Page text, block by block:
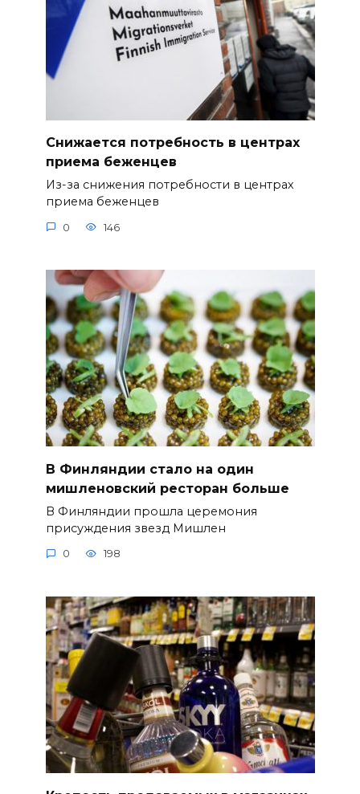
Снижается потребность в центрах
приема беженцев
Из-за снижения потребности в центрах
приема беженцев
0 146
В Финляндии стало на один
мишленовский ресторан больше
В Финляндии прошла церемония
присуждения звезд Мишлен
0 198